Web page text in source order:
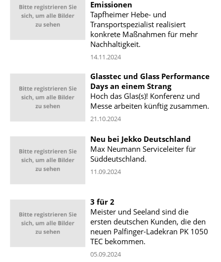
Emissionen
Tapfheimer Hebe- und
Transportspezialist realisiert
konkrete Maßnahmen für mehr
Nachhaltigkeit.
14.11.2024
Glasstec und Glass Performance
Days an einem Strang
Hoch das Glas(s)! Konferenz und
Messe arbeiten künftig zusammen.
21.10.2024
Neu bei Jekko Deutschland
Max Neumann Serviceleiter für
Süddeutschland.
11.09.2024
3 für 2
Meister und Seeland sind die
ersten deutschen Kunden, die den
neuen Palfinger-Ladekran PK 1050
TEC bekommen.
05.09.2024